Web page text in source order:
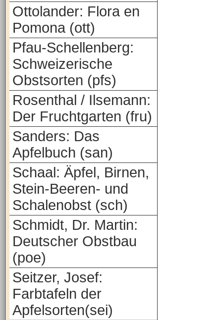
Ottolander: Flora en
Pomona (ott)
Pfau-Schellenberg:
Schweizerische
Obstsorten (pfs)
Rosenthal / Ilsemann:
Der Fruchtgarten (fru)
Sanders: Das
Apfelbuch (san)
Schaal: Äpfel, Birnen,
Stein-Beeren- und
Schalenobst (sch)
Schmidt, Dr. Martin:
Deutscher Obstbau
(poe)
Seitzer, Josef:
Farbtafeln der
Apfelsorten(sei)